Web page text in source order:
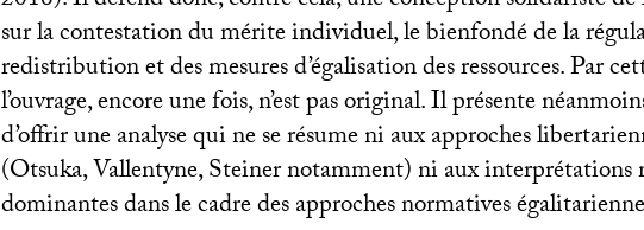
sur la contestation du mérite individuel, le bienfondé de la
redistribution et des mesures d’égalisation des ressources. Par
l’ouvrage, encore une fois, n’est pas original. Il présente
d’offrir une analyse qui ne se résume ni aux approches
(Otsuka, Vallentyne, Steiner notamment) ni aux interprétations
dominantes dans le cadre des approches normatives